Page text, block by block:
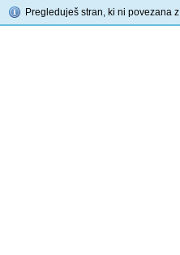
Pregleduješ stran, ki ni povezana